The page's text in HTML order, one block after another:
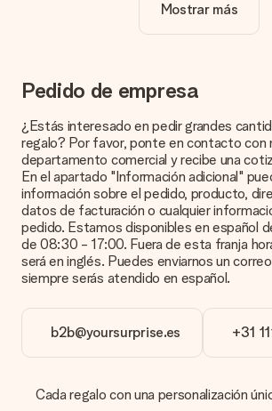
¿La personalización está incluida en el
El precio que se muestra en el sitio web
¿Cómo puedo saber si mi imagen tiene la
adecuada?
satisfecho con tu regalo. Por eso es
de alta calidad. Si no estás seguro de la
ponte en contacto con nuestro equipo de
incluye la foto junto con el regalo que te
Ellos podrán comprobar la calidad por ti.
¿Qué formatos puedo cargar?
Puedes carga archivos JPG y PNG en
esto demasiado técnico o tienes una
diferente que te gustaría usar? Ponte en
encantados de ayudarte para que puedas
deseas!
disponible?
¿Estás buscando un regalo específico o un
Mostrar más
Pedido de empresa
¿Estás interesado en pedir grandes
regalo? Por favor, ponte en contacto con
departamento comercial y recibe una
En el apartado "Información adicional"
información sobre el pedido, producto,
datos de facturación o cualquier
pedido. Estamos disponibles en español
de 08:30 - 17:00. Fuera de esta franja
será en inglés. Puedes enviarnos un
siempre serás atendido en español.
b2b@yoursurprise.es +31
Cada regalo con una personalización